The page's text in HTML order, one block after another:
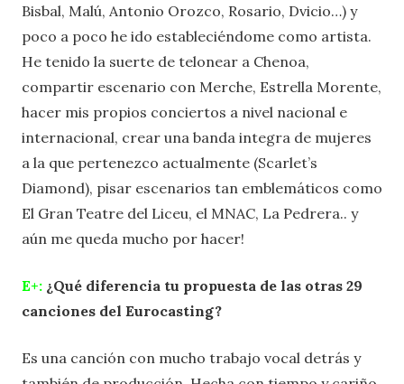
Bisbal, Malú, Antonio Orozco, Rosario, Dvicio…) y
poco a poco he ido estableciéndome como artista.
He tenido la suerte de telonear a Chenoa,
compartir escenario con Merche, Estrella Morente,
hacer mis propios conciertos a nivel nacional e
internacional, crear una banda integra de mujeres
a la que pertenezco actualmente (Scarlet’s
Diamond), pisar escenarios tan emblemáticos como
El Gran Teatre del Liceu, el MNAC, La Pedrera.. y
aún me queda mucho por hacer!
E+: ¿Qué diferencia tu propuesta de las otras 29
canciones del Eurocasting?
Es una canción con mucho trabajo vocal detrás y